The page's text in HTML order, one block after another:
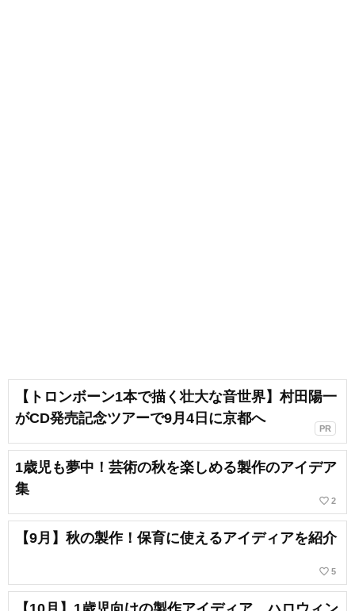
【トロンボーン1本で描く壮大な音世界】村田陽一
がCD発売記念ツアーで9月4日に京都へ
PR
1歳児も夢中！芸術の秋を楽しめる製作のアイデア
集
favorite_border 2
【9月】秋の製作！保育に使えるアイディアを紹介
favorite_border 5